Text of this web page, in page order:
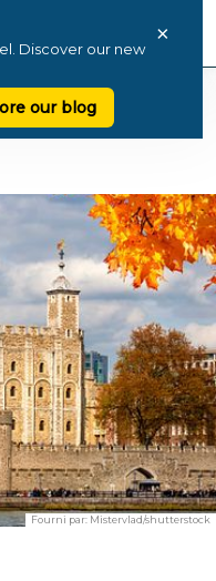
Discover our new
our blog
×
Fourni par: Mistervlad/shutterstock